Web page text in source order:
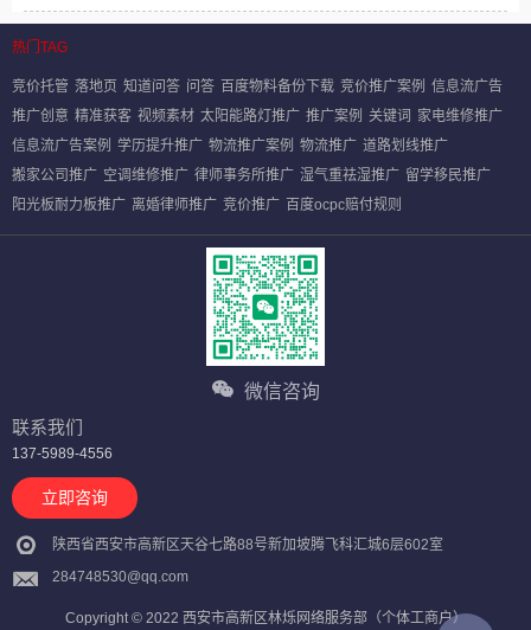
热门TAG
竞价托管 落地页 知道问答 问答 百度物料备份下载 竞价推广案例 信息流广告
推广创意 精准获客 视频素材 太阳能路灯推广 推广案例 关键词 家电维修推广
信息流广告案例 学历提升推广 物流推广案例 物流推广 道路划线推广
搬家公司推广 空调维修推广 律师事务所推广 湿气重祛湿推广 留学移民推广
阳光板耐力板推广 离婚律师推广 竞价推广 百度ocpc赔付规则
微信咨询
联系我们
137-5989-4556
立即咨询
陕西省西安市高新区天谷七路88号新加坡腾飞科汇城6层602室
284748530@qq.com
Copyright © 2022 西安市高新区林烁网络服务部（个体工商户）